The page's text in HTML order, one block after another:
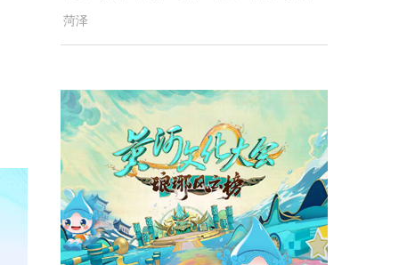
菏泽